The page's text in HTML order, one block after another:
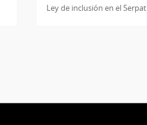
Ley de inclusión en el Serpat